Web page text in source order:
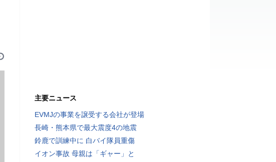
主要ニュース
EVMJの事業を譲受する会社が登場
長崎・熊本県で最大震度4の地震
鈴鹿で訓練中に 白バイ隊員重傷
イオン事故 母親は「ギャー」と